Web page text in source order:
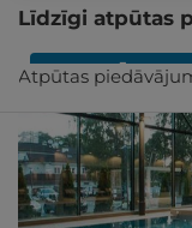
Atpūtas
Līdzīgi atpūtas
REZERVĀCIJA